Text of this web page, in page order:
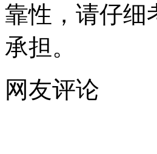
靠性，请仔细
承担。
网友评论